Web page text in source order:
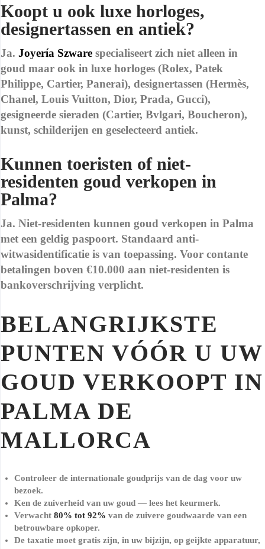
Koopt u ook luxe horloges,
designertassen en antiek?
Ja. Joyería Szware specialiseert zich niet alleen in
goud maar ook in luxe horloges (Rolex, Patek
Philippe, Cartier, Panerai), designertassen (Hermès,
Chanel, Louis Vuitton, Dior, Prada, Gucci),
gesigneerde sieraden (Cartier, Bvlgari, Boucheron),
kunst, schilderijen en geselecteerd antiek.
Kunnen toeristen of niet-
residenten goud verkopen in
Palma?
Ja. Niet-residenten kunnen goud verkopen in Palma
met een geldig paspoort. Standaard anti-
witwasidentificatie is van toepassing. Voor contante
betalingen boven €10.000 aan niet-residenten is
bankoverschrijving verplicht.
BELANGRIJKSTE
PUNTEN VÓÓR U UW
GOUD VERKOOPT IN
PALMA DE
MALLORCA
Controleer de internationale goudprijs van de dag voor uw
bezoek.
Ken de zuiverheid van uw goud — lees het keurmerk.
Verwacht 80% tot 92% van de zuivere goudwaarde van een
betrouwbare opkoper.
De taxatie moet gratis zijn, in uw bijzijn, op geijkte apparatuur,